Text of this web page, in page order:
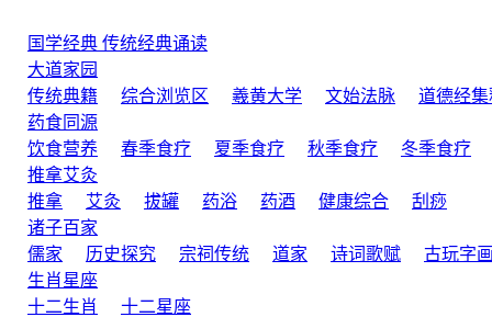
国学经典 传统经典诵读
大道家园
传统典籍
综合浏览区 羲黄大学 文始法脉
道德经集
药食同源
饮食营养
春季食疗 夏季食疗 秋季食疗 冬季食疗
推拿艾灸
推拿
艾灸 拔罐 药浴 药酒 健康综合
刮痧
诸子百家
儒家
历史探究 宗祠传统 道家 诗词歌赋 古玩字画
生肖星座
十二生肖
十二星座